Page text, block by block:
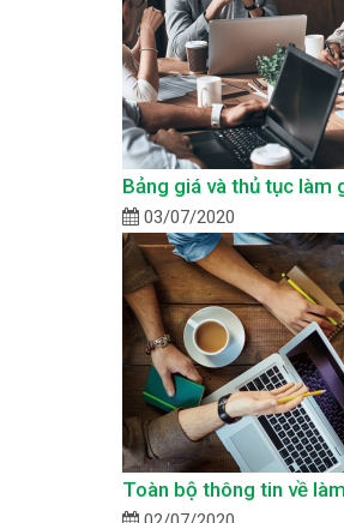
Bảng giá và thủ tục làm
03/07/2020
Toàn bộ thông tin về